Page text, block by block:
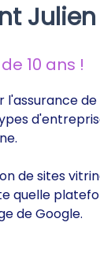
Julien
10 ans !
l'assurance
de sites
quelle
de Google.